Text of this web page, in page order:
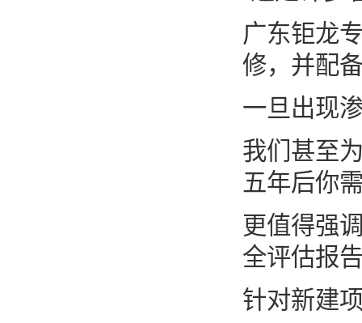
广东钜龙
修，并配
一旦出现
我们甚至
五年后你
更值得强
全评估报
针对新建